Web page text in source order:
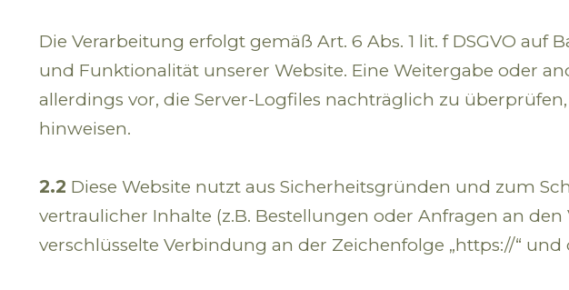
Die Verarbeitung erfolgt gemäß Art. 6 Abs. 1 lit. f DSGVO auf
und Funktionalität unserer Website. Eine Weitergabe oder
allerdings vor, die Server-Logfiles nachträglich zu
hinweisen.
2.2 Diese Website nutzt aus Sicherheitsgründen und zum
vertraulicher Inhalte (z.B. Bestellungen oder Anfragen an
verschlüsselte Verbindung an der Zeichenfolge „https://“